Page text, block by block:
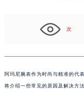
次
阿玛尼腕表作为时尚与精准的代
将介绍一些常见的原因及解决方